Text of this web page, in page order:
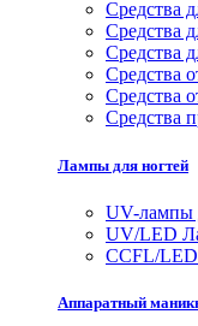
Средства
Средства
Средства
Средства
Средства
Средства
Лампы для ногтей
UV-лампы
UV/LED
CCFL/
Аппаратный